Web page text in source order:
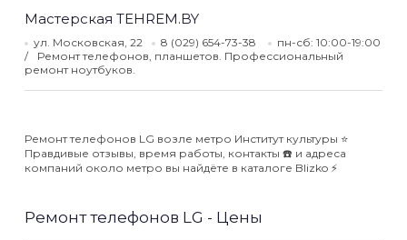
Мастерская TEHREM.BY
ул. Московская, 22 8 (029) 654-73-38
пн-сб: 10:00-19:00
Ремонт телефонов, планшетов. Профессиональный
ремонт ноутбуков.
Ремонт телефонов LG возле метро Институт культуры ⭐️
Правдивые отзывы, время работы, контакты ☎️ и адреса
компаний около метро вы найдёте в каталоге Blizko ⚡️
Ремонт телефонов LG - Цены